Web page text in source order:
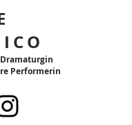
Performerin